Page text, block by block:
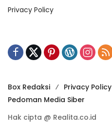
Privacy Policy
Box Redaksi Privacy Policy
Pedoman Media Siber
Hak cipta @ Realita.co.id